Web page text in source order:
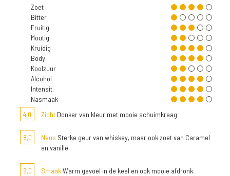
Zoet
Bitter
Fruitig
Moutig
Kruidig
Body
Koolzuur
Alcohol
Intensit.
Nasmaak
4,0
Zicht Donker van kleur met mooie schuimkraag
8,0 Neus Sterke geur van whiskey, maar ook zoet van Caramel
en vanille.
9,0 SmaakWarm gevoel in de keel en ook mooie afdronk.